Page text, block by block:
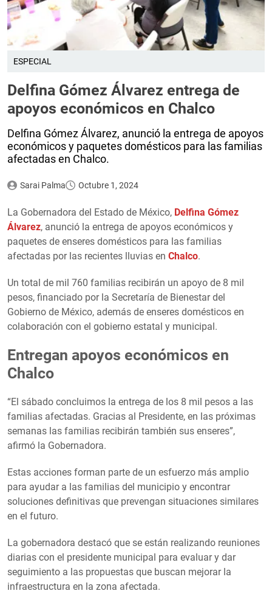
ESPECIAL
Delfina Gómez Álvarez entrega de
apoyos económicos en Chalco
Delfina Gómez Álvarez, anunció la entrega de apoyos
económicos y paquetes domésticos para las familias
afectadas en Chalco.
Sarai Palma Octubre 1, 2024
La Gobernadora del Estado de México, Delfina Gómez
Álvarez, anunció la entrega de apoyos económicos y
paquetes de enseres domésticos para las familias
afectadas por las recientes lluvias en Chalco.
Un total de mil 760 familias recibirán un apoyo de 8 mil
pesos, financiado por la Secretaría de Bienestar del
Gobierno de México, además de enseres domésticos en
colaboración con el gobierno estatal y municipal.
Entregan apoyos económicos en
Chalco
“El sábado concluimos la entrega de los 8 mil pesos a las
familias afectadas. Gracias al Presidente, en las próximas
semanas las familias recibirán también sus enseres”,
afirmó la Gobernadora.
Estas acciones forman parte de un esfuerzo más amplio
para ayudar a las familias del municipio y encontrar
soluciones definitivas que prevengan situaciones similares
en el futuro.
La gobernadora destacó que se están realizando reuniones
diarias con el presidente municipal para evaluar y dar
seguimiento a las propuestas que buscan mejorar la
infraestructura en la zona afectada.